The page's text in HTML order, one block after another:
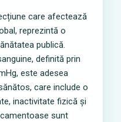
care afectează
reprezintă o
publică.
definită prin
este adesea
care include o
inactivitate fizică și
sunt